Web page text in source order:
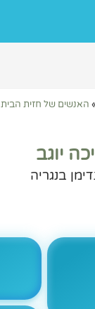
האנשים של חזית הבית
יוגב
בנגריה